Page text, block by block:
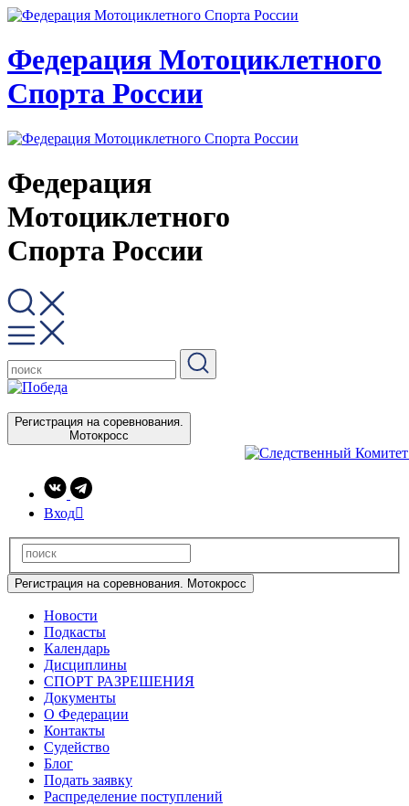
Федерация Мотоциклетного
Спорта России
Федерация
Мотоциклетного
Спорта России
Регистрация на соревнования.
Мотокросс
Вход
Регистрация на соревнования. Мотокросс
Новости
Подкасты
Календарь
Дисциплины
СПОРТ РАЗРЕШЕНИЯ
Документы
О Федерации
Контакты
Судейство
Блог
Подать заявку
Распределение поступлений